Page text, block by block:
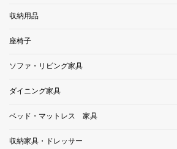
収納用品
座椅子
ソファ・リビング家具
ダイニング家具
ベッド・マットレス 家具
収納家具・ドレッサー